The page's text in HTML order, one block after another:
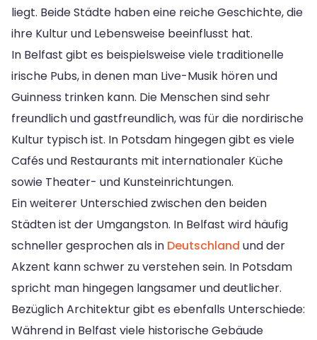
liegt. Beide Städte haben eine reiche Geschichte, die
ihre Kultur und Lebensweise beeinflusst hat.
In Belfast gibt es beispielsweise viele traditionelle
irische Pubs, in denen man Live-Musik hören und
Guinness trinken kann. Die Menschen sind sehr
freundlich und gastfreundlich, was für die nordirische
Kultur typisch ist. In Potsdam hingegen gibt es viele
Cafés und Restaurants mit internationaler Küche
sowie Theater- und Kunsteinrichtungen.
Ein weiterer Unterschied zwischen den beiden
Städten ist der Umgangston. In Belfast wird häufig
schneller gesprochen als in Deutschland und der
Akzent kann schwer zu verstehen sein. In Potsdam
spricht man hingegen langsamer und deutlicher.
Bezüglich Architektur gibt es ebenfalls Unterschiede:
Während in Belfast viele historische Gebäude